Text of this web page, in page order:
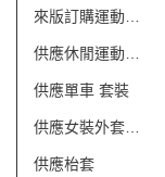
供應單車 套裝
供應枱套